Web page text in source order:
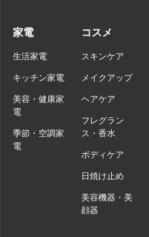
家電
生活家電
キッチン家電
美容・健康家
電
季節・空調家
電
コスメ
スキンケア
メイクアップ
ヘアケア
フレグラン
ス・香水
ボディケア
日焼け止め
美容機器・美
顔器